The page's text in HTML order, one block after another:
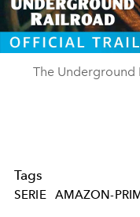
The Underground
Tags
SERIE AMAZON-